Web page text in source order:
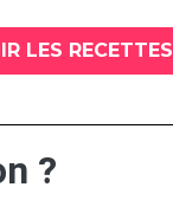
LES RECETTES
?